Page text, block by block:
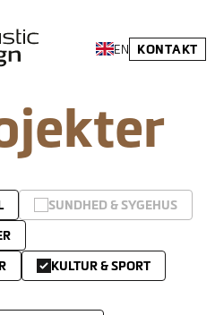
EN KONTAKT
SUNDHED & SYGEHUS
KULTUR & SPORT